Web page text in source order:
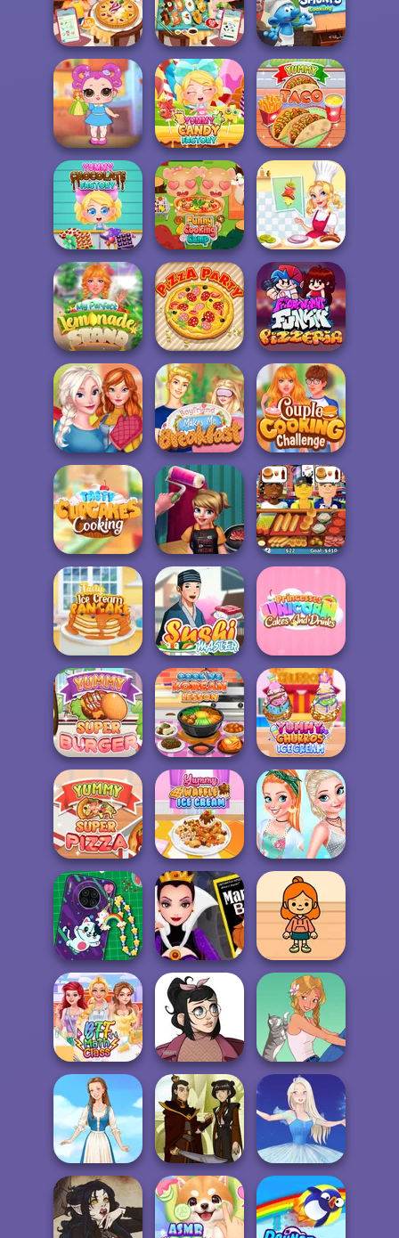
Cooking Fast 3:
Ribs and Panca...
Cooking Fast 4
Steak
Cooking Scene
Grandma Recipe
Apple Pie
Grandma Recipe
Nigiri Sushi
The Smurfs:
Cooking
Baby Holly
Feeding Time
Yummy Candy
Factory
Yummy Taco
Yummy
Chocolate
Factory
Funny Cooking
Camp
Michelin Star
Chef
My Perfect
Lemonade
Stand
Pizza Party FNF Pizzeria
Sisters
Thanksgiving
Dinner
Boyfriend Makes
Me Breakfast
Couple Cooking
Challenge
Tasty Cupcakes
Cooking
Cook And
Decorate
Hot Dog Bush
Tasty Ice Cream
Pancake
Sushi Master
Princesses
Unicorn Cakes
And D...
Yummy Super
Burger
Cooking Korean
Lesson
Yummy Churros
Ice Cream
Yummy Super
Pizza
Yummy Waffle
Ice Cream
Princesses
Cooking
Challenge:...
DIY Phone Case
Shop
Evil Queen's
Revenge
TB Avataria Life
Girl
BFF Math Class
Casual Icon
Maker
A Girl And Her Pet